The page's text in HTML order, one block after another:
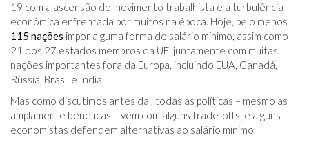
19 com a ascensão do movimento trabalhista e a turbulência
econômica enfrentada por muitos na época. Hoje, pelo menos
115 nações impor alguma forma de salário mínimo, assim como
21 dos 27 estados membros da UE, juntamente com muitas
nações importantes fora da Europa, incluindo EUA, Canadá,
Rússia, Brasil e Índia.
Mas como discutimos antes da , todas as políticas – mesmo as
amplamente benéficas – vêm com alguns trade-offs, e alguns
economistas defendem alternativas ao salário mínimo.